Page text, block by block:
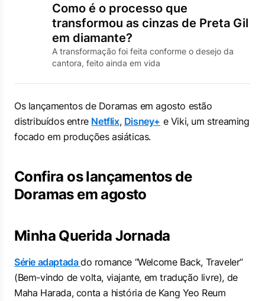
Como é o processo que
transformou as cinzas de Preta Gil
em diamante?
A transformação foi feita conforme o desejo da
cantora, feito ainda em vida
Os lançamentos de Doramas em agosto estão
distribuídos entre Netflix, Disney+ e Viki, um streaming
focado em produções asiáticas.
Confira os lançamentos de
Doramas em agosto
Minha Querida Jornada
Série adaptadado romance “Welcome Back, Traveler”
(Bem-vindo de volta, viajante, em tradução livre), de
Maha Harada, conta a história de Kang Yeo Reum